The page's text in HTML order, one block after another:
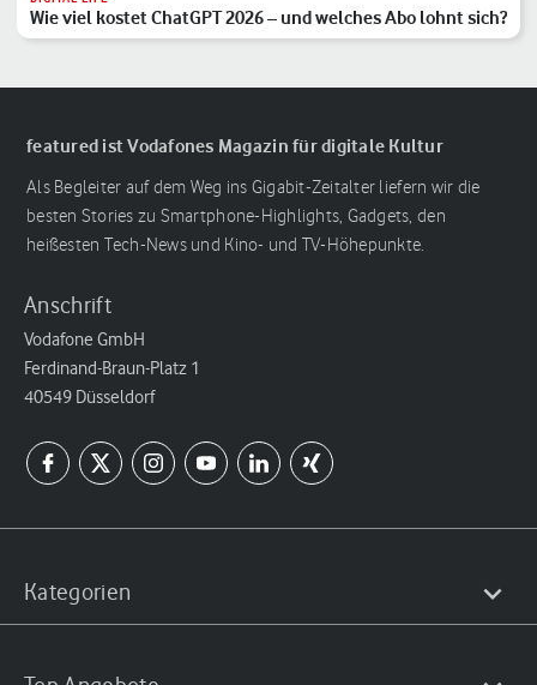
Wie viel kostet ChatGPT 2026 – und welches Abo lohnt sich?
featured ist Vodafones Magazin für digitale Kultur
Als Begleiter auf dem Weg ins Gigabit-Zeitalter liefern wir die
besten Stories zu Smartphone-Highlights, Gadgets, den
heißesten Tech-News und Kino- und TV-Höhepunkte.
Anschrift
Vodafone GmbH
Ferdinand-Braun-Platz 1
40549 Düsseldorf
Kategorien